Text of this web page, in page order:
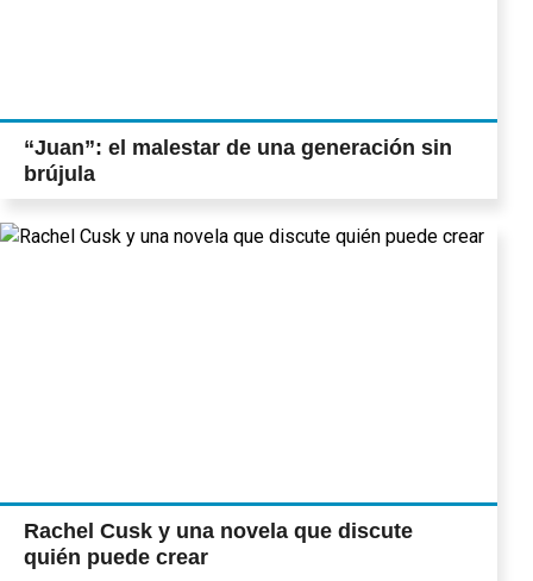
“Juan”: el malestar de una generación sin
brújula
Rachel Cusk y una novela que discute
quién puede crear